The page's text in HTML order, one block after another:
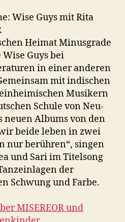
Wise Guys mit Rita
Heimat Minusgrade
Guys bei
in einer anderen
mit indischen
Musikern
Schule von Neu-
Albums von den
beide leben in zwei
nur berühren“, singen
und Sari im Titelsong
der
Schwung und Farbe.
MISEREOR und